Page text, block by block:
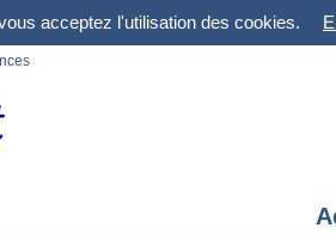
acceptez l'utilisation des cookies.